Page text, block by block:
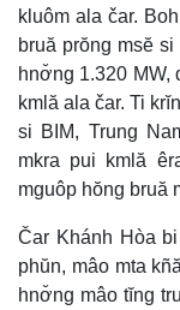
kluôm ala čar.
bruă prŏng msĕ
hnơ̆ng 1.320 MW,
kmlă ala čar. Ti
si BIM, Trung
mkra pui kmlă
mguôp hŏng bruă
Čar Khánh Hòa
phŭn, mâo mta
hnơ̆ng mâo tĭng